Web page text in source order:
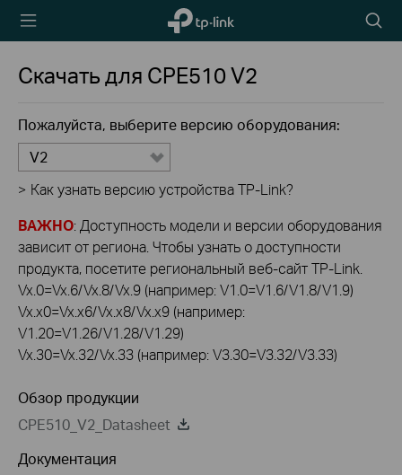
TP-Link,
Reliably
icon
Скачать для CPE510V2
Пожалуйста, выберите версию оборудования:
V2
> Как узнать версию устройства TP-Link?
ВАЖНО: Доступность модели и версии оборудования
зависит от региона. Чтобы узнать о доступности
продукта, посетите региональный веб-сайт TP-Link.
Vx.0=Vx.6/Vx.8/Vx.9 (например: V1.0=V1.6/V1.8/V1.9)
Vx.x0=Vx.x6/Vx.x8/Vx.x9 (например:
V1.20=V1.26/V1.28/V1.29)
Vx.30=Vx.32/Vx.33 (например: V3.30=V3.32/V3.33)
Обзор продукции
CPE510_V2_Datasheet
Документация